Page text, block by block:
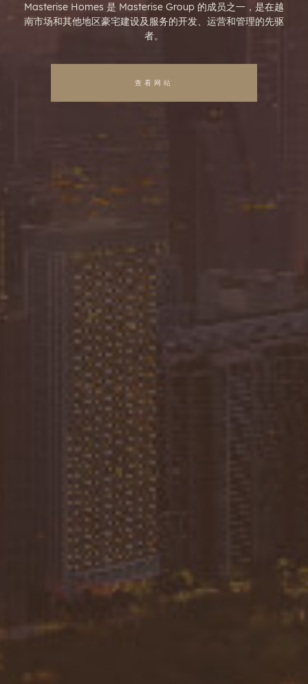
Masterise Homes 是 Masterise Group 的成员之一，是在越
南市场和其他地区豪宅建设及服务的开发、运营和管理的先驱
者。
查看网站